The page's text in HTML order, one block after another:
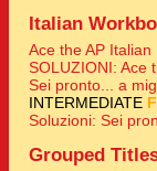
Italian
Ace the AP
SOLUZIONI: Ace
Sei pronto... a
INTERMEDIATE
Soluzioni: Sei
Grouped